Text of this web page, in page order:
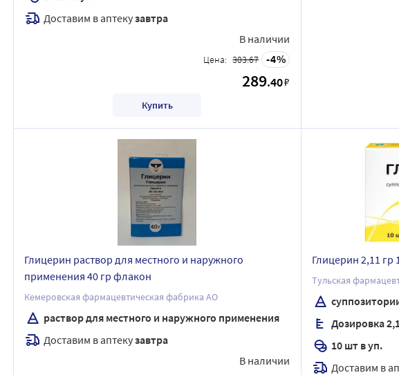
Доставим в аптекузавтра
В наличии
Цена: 303.67 4
289.40₽
Купить
Глицерин раствор для местного и наружного
применения 40 гр флакон
Кемеровская фармацевтическая фабрика АО
раствор для местного и наружного применения
Доставим в аптекузавтра
В наличии
Глицерин 2,11
Тульская
Дозировка
10 шт в уп.
Доставим в